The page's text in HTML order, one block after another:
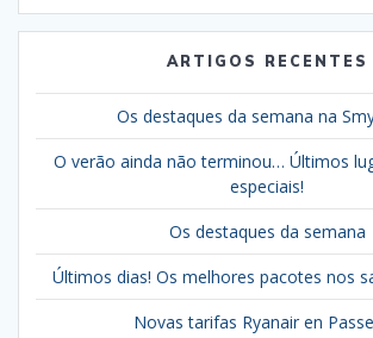
ARTIGOS RECENTES
Os destaques da semana na
O verão ainda não terminou… Últimos
especiais!
Os destaques da semana
Últimos dias! Os melhores pacotes nos
Novas tarifas Ryanair en